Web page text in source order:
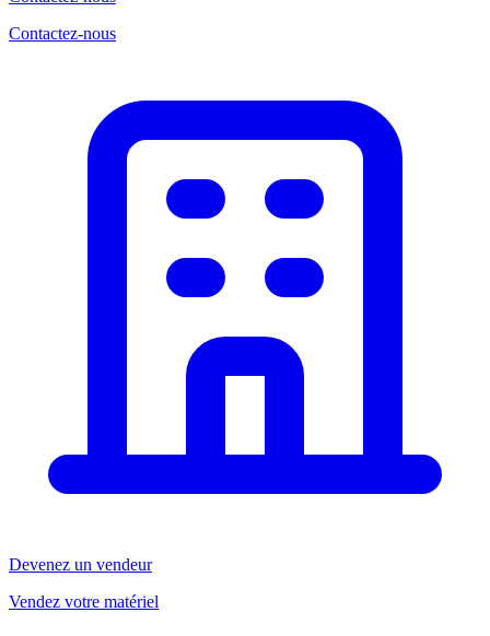
Contactez-nous
Devenez un vendeur
Vendez votre matériel